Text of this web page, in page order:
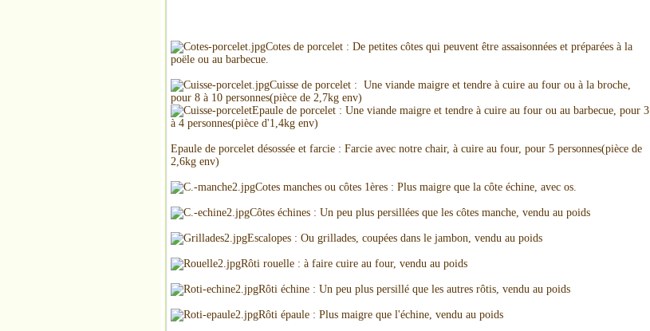
Cotes de porcelet : De petites côtes qui peuvent être assaisonnées et préparées à la
poële ou au barbecue.
Cuisse de porcelet : Une viande maigre et tendre à cuire au four ou à la broche,
pour 8 à 10 personnes(pièce de 2,7kg env)
Epaule de porcelet : Une viande maigre et tendre à cuire au four ou au barbecue, pour 3
à 4 personnes(pièce d'1,4kg env)
Epaule de porcelet désossée et farcie : Farcie avec notre chair, à cuire au four, pour 5 personnes(pièce de
2,6kg env)
Cotes manches ou côtes 1ères : Plus maigre que la côte échine, avec os.
Côtes échines : Un peu plus persillées que les côtes manche, vendu au poids
Escalopes : Ou grillades, coupées dans le jambon, vendu au poids
Rôti rouelle : à faire cuire au four, vendu au poids
Rôti échine : Un peu plus persillé que les autres rôtis, vendu au poids
Rôti épaule : Plus maigre que l'échine, vendu au poids